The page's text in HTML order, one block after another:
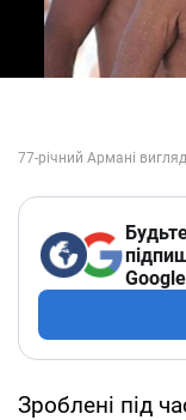
Google
Зроблені під